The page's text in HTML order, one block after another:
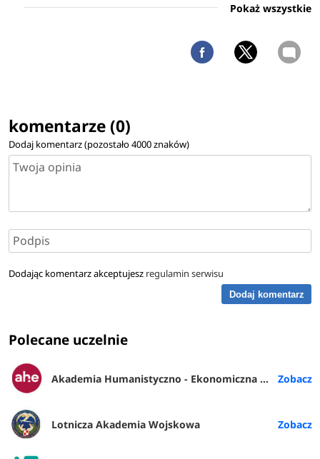
Pokaż wszystkie
komentarze (0)
Dodaj komentarz (pozostało4000znaków)
Dodając komentarz akceptujesz regulamin serwisu
Dodaj komentarz
Polecane uczelnie
Akademia Humanistyczno - Ekonomiczna w Łodzi
Lotnicza Akademia Wojskowa